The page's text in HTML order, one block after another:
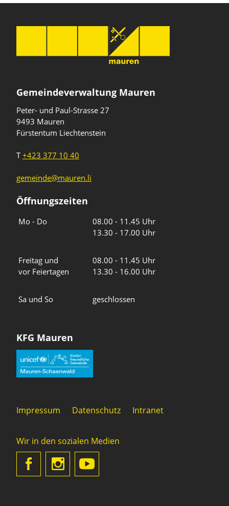
Gemeindeverwaltung Mauren
Peter- und Paul-Strasse 27
9493 Mauren
Fürstentum Liechtenstein
T+423 377 10 40
gemeinde@mauren.li
Öffnungszeiten
Mo - Do
08.00 - 11.45 Uhr
13.30 - 17.00 Uhr
Freitag und
vor Feiertagen
08.00 - 11.45 Uhr
13.30 - 16.00 Uhr
Sa und So geschlossen
KFG Mauren
Impressum Datenschutz Intranet
Wir in den sozialen Medien